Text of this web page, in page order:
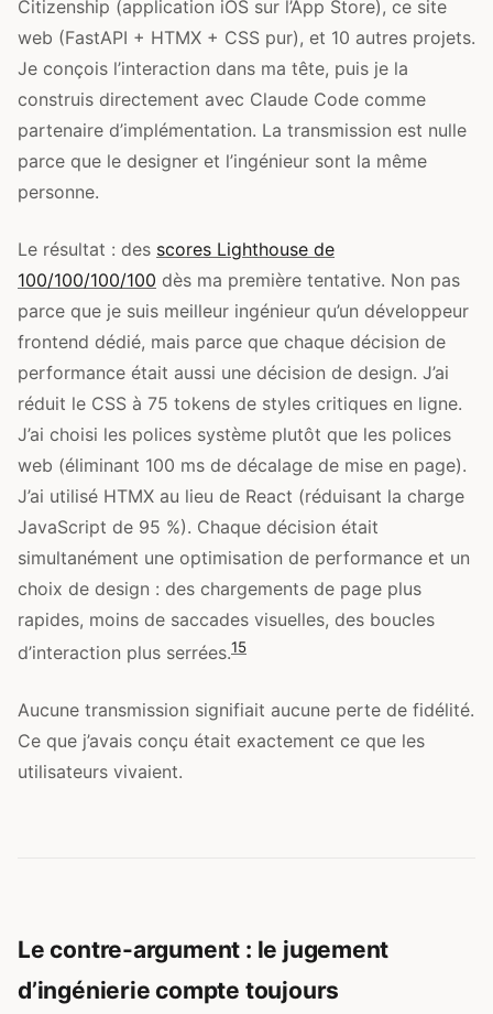
Citizenship (application iOS sur l’App Store), ce site
web (FastAPI + HTMX + CSS pur), et 10 autres projets.
Je conçois l’interaction dans ma tête, puis je la
construis directement avec Claude Code comme
partenaire d’implémentation. La transmission est nulle
parce que le designer et l’ingénieur sont la même
personne.
Le résultat : des scores Lighthouse de
100/100/100/100 dès ma première tentative. Non pas
parce que je suis meilleur ingénieur qu’un développeur
frontend dédié, mais parce que chaque décision de
performance était aussi une décision de design. J’ai
réduit le CSS à 75 tokens de styles critiques en ligne.
J’ai choisi les polices système plutôt que les polices
web (éliminant 100 ms de décalage de mise en page).
J’ai utilisé HTMX au lieu de React (réduisant la charge
JavaScript de 95 %). Chaque décision était
simultanément une optimisation de performance et un
choix de design : des chargements de page plus
rapides, moins de saccades visuelles, des boucles
d’interaction plus serrées.15
Aucune transmission signifiait aucune perte de fidélité.
Ce que j’avais conçu était exactement ce que les
utilisateurs vivaient.
Le contre-argument : le jugement
d’ingénierie compte toujours